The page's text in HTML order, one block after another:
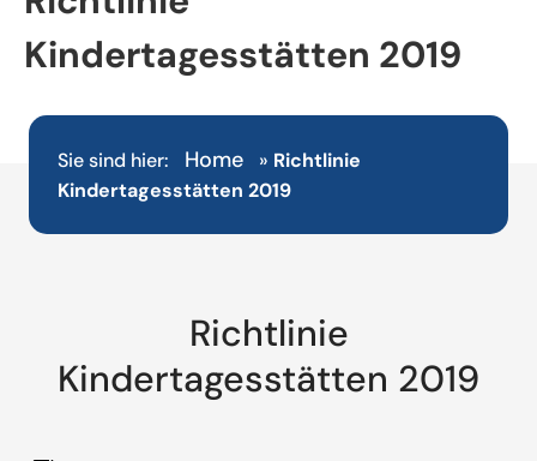
Kindertagesstätten 2019
Sie sind hier: Home » Richtlinie
Kindertagesstätten 2019
Richtlinie
Kindertagesstätten 2019